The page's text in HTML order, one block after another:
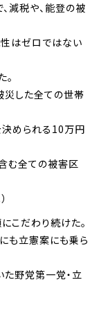
減税や、能登の被
はゼロではない
災した全ての世帯
決められる10万円
む全ての被害区
こだわり続けた。
も立憲案にも乗ら
た野党第一党・立